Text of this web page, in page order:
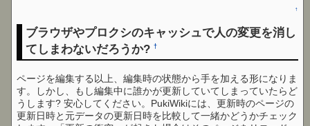
↑
ブラウザやプロクシのキャッシュで人の変更を消し
てしまわないだろうか?†
ページを編集する以上、編集時の状態から手を加える形になりま
す。しかし、もし編集中に誰かが更新していてしまっていたらど
うします? 安心してください。PukiWikiには、更新時のページの
更新日時と元データの更新日時を比較して一緒かどうかチェック